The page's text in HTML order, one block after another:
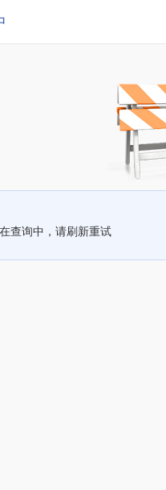
查询中，请刷新重试